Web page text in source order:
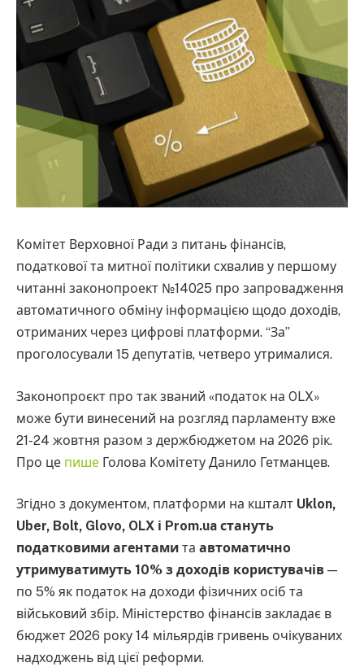
Комітет Верховної Ради з питань фінансів,
податкової та митної політики схвалив у першому
читанні законопроект №14025 про запровадження
автоматичного обміну інформацією щодо доходів,
отриманих через цифрові платформи. “За”
проголосували 15 депутатів, четверо утрималися.
Законопроєкт про так званий «податок на OLX»
може бути винесений на розгляд парламенту вже
21-24 жовтня разом з держбюджетом на 2026 рік.
Про це пише Голова Комітету Данило Гетманцев.
Згідно з документом, платформи на кшталт Uklon,
Uber, Bolt, Glovo, OLX і Prom.ua стануть
податковими агентами та автоматично
утримуватимуть 10% з доходів користувачів —
по 5% як податок на доходи фізичних осіб та
військовий збір. Міністерство фінансів закладає в
бюджет 2026 року 14 мільярдів гривень очікуваних
надходжень від цієї реформи.